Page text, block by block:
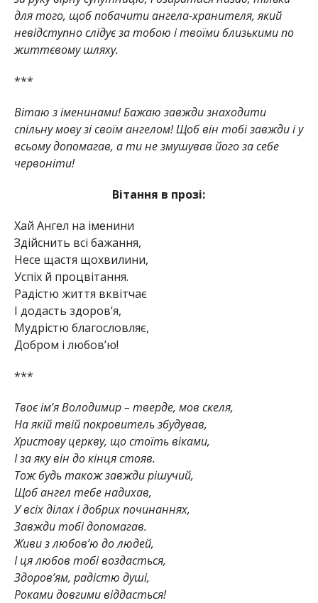
для того, щоб побачити ангела-хранителя, який
невідступно слідує за тобою і твоїми близькими по
життєвому шляху.
***
Вітаю з іменинами! Бажаю завжди знаходити
спільну мову зі своїм ангелом! Щоб він тобі завжди і у
всьому допомагав, а ти не змушував його за себе
червоніти!
Вітання в прозі:
Хай Ангел на іменини
Здійснить всі бажання,
Несе щастя щохвилини,
Успіх й процвітання.
Радістю життя вквітчає
І додасть здоров’я,
Мудрістю благословляє,
Добром і любов’ю!
***
Твоє ім’я Володимир – тверде, мов скеля,
На якій твій покровитель збудував,
Христову церкву, що стоїть віками,
І за яку він до кінця стояв.
Тож будь також завжди рішучий,
Щоб ангел тебе надихав,
У всіх ділах і добрих починаннях,
Завжди тобі допомагав.
Живи з любов’ю до людей,
І ця любов тобі воздасться,
Здоров’ям, радістю душі,
Роками довгими віддасться!